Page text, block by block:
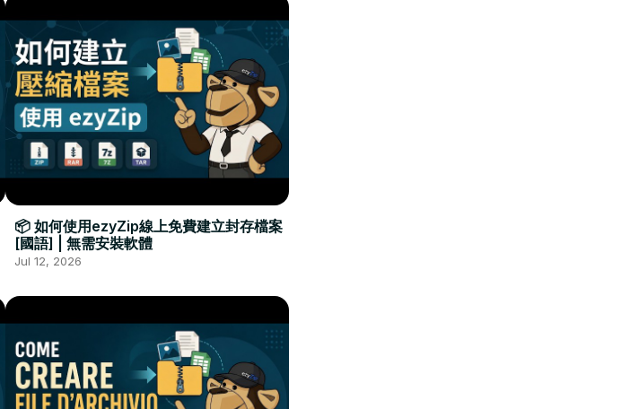
📦 如何使用ezyZip線上免費建立封存檔案
[國語] | 無需安裝軟體
Jul 12, 2026